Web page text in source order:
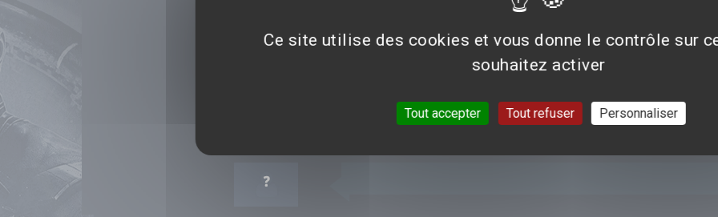
VOIR LES RÉACTIONS (0) SUR CETTE VIDÉO DEPLAYMOBIL, LE FILM
Ce site utilise des cookies et vous donne le contrôle sur
souhaitez activer
Tout accepter Tout refuser Personnaliser